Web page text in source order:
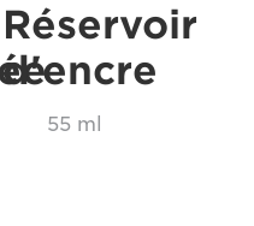
Réservoir
d'encre
55 ml